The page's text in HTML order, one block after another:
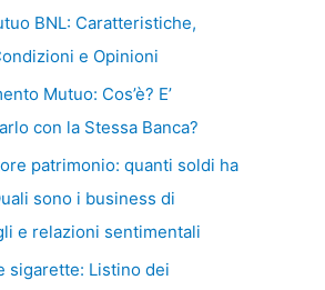
BNL: Caratteristiche,
e Opinioni
Mutuo: Cos’è? E’
con la Stessa Banca?
patrimonio: quanti soldi ha
sono i business di
e relazioni sentimentali
sigarette: Listino dei